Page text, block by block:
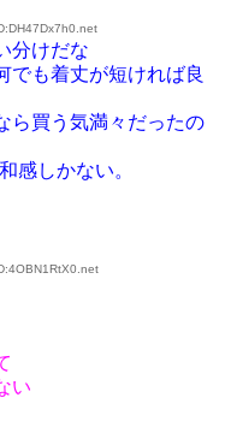
分けだな
でも着丈が短ければ良
ら買う気満々だったの
感しかない。
い